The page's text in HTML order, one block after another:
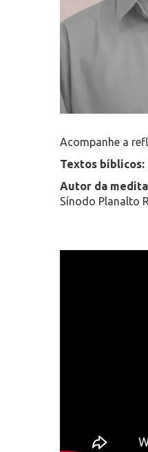
Acompanhe a
Textos bíblicos:
Autor da
Sínodo Planalto